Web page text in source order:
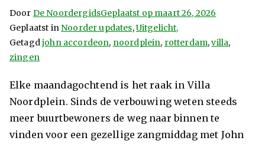
Door De NoordergidsGeplaatst op maart 26, 2026
Geplaatst in Noorder updates,Uitgelicht,
Getagdjohn accordeon, noordplein, rotterdam,villa,
zingen
Elke maandagochtend is het raak in Villa
Noordplein. Sinds de verbouwing weten steeds
meer buurtbewoners de weg naar binnen te
vinden voor een gezellige zangmiddag met John